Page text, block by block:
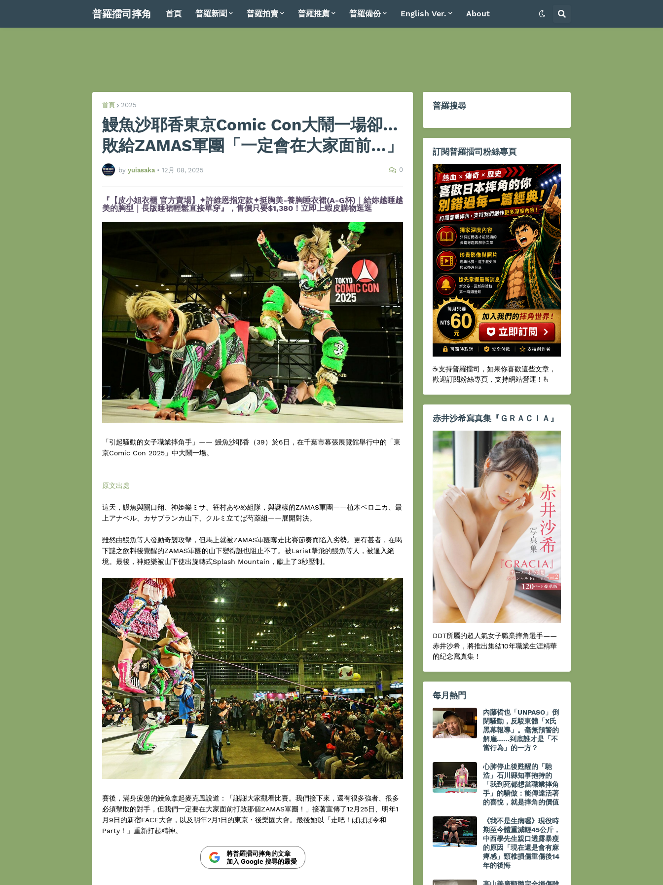
普羅擂司摔角 首頁 普羅新聞 普羅拍賣 普羅推薦 普羅備份 English Ver. About
首頁 2025
鰻魚沙耶香東京Comic Con大鬧一場卻…
敗給ZAMAS軍團「一定會在大家面前…」
by yuiasaka • 12月 08, 2025 0
『【皮小姐衣櫃 官方賣場】✦許維恩指定款✦挺胸美-養胸睡衣裙(A-G杯)｜給妳越睡越
美的胸型｜長版睡裙輕鬆直接單穿』，售價只要$1,380！立即上蝦皮購物逛逛
「引起騷動的女子職業摔角手」—— 鰻魚沙耶香（39）於6日，在千葉市幕張展覽館舉行中的「東
京Comic Con 2025」中大鬧一場。
原文出處
這天，鰻魚與關口翔、神姫樂ミサ、笹村あやめ組隊，與謎樣的ZAMAS軍團——植木ベロニカ、最
上アナベル、カサブランカ山下、クルミ立てば芍薬組——展開對決。
雖然由鰻魚等人發動奇襲攻擊，但馬上就被ZAMAS軍團奪走比賽節奏而陷入劣勢。更有甚者，在喝
下謎之飲料後覺醒的ZAMAS軍團的山下變得誰也阻止不了。被Lariat擊飛的鰻魚等人，被逼入絕
境。最後，神姫樂被山下使出旋轉式Splash Mountain，獻上了3秒壓制。
賽後，滿身疲憊的鰻魚拿起麥克風說道：「謝謝大家觀看比賽。我們接下來，還有很多強者、很多
必須擊敗的對手，但我們一定要在大家面前打敗那個ZAMAS軍團！」接著宣傳了12月25日、明年1
月9日的新宿FACE大會，以及明年2月1日的東京・後樂園大會。最後她以「走吧！ぱぱぱ令和
Party！」重新打起精神。
將普羅擂司摔角的文章
加入 Google 搜尋的最愛
普羅搜尋
訂閱普羅擂司粉絲專頁
☕️支持普羅擂司，如果你喜歡這些文章，
歡迎訂閱粉絲專頁，支持網站營運！🫰
赤井沙希寫真集『ＧＲＡＣＩＡ』
DDT所屬的超人氣女子職業摔角選手——
赤井沙希，將推出集結10年職業生涯精華
的紀念寫真集！
每月熱門
內藤哲也「UNPASO」倒
閉騷動，反駁東體「X氏
黑幕報導」。毫無預警的
解雇……到底誰才是「不
當行為」的一方？
心肺停止後甦醒的「馳
浩」石川縣知事抱持的
「我到死都想當職業摔角
手」的驕傲：能傳達活著
的喜悅，就是摔角的價值
《我不是生病喔》現役時
期至今體重減輕45公斤，
中西學先生親口透露暴瘦
的原因「現在還是會有麻
痺感」頸椎損傷重傷後14
年的後悔